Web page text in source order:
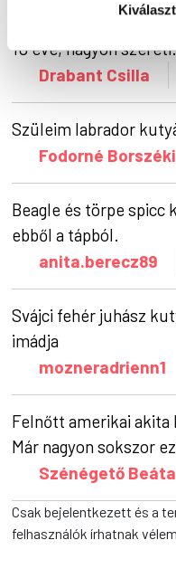
Máltai selyem
10 éve, nagyon
Drabant Csilla
Szüleim labrador
Fodorné
Beagle és törpe
ebből a tápból.
anita.berecz89
Svájci fehér juhász
imádja
mozneradrienn1
Felnőtt amerikai
Már nagyon sokszor
Szénégető Beáta
Csak bejelentkezett és a
felhasználók írhatnak